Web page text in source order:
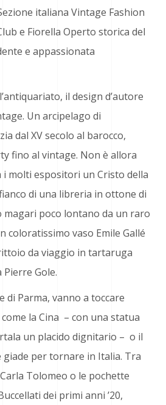
italiana Vintage Fashion
e Fiorella Operto storica del
e appassionata
il design d’autore
Un arcipelago di
dal XV secolo al barocco,
fino al vintage. Non è allora
i molti espositori un Cristo della
di una libreria in ottone di
magari poco lontano da un raro
coloratissimo vaso Emile Gallé
da viaggio in tartaruga
Pierre Gole.
di Parma, vanno a toccare
la Cina – con una statua
un placido dignitario – o il
giade per tornare in Italia. Tra
Tolomeo o le pochette
dei primi anni ’20,